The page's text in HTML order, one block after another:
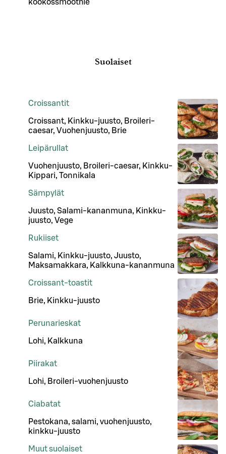
kookossmoothie
Suolaiset
Croissantit
Croissant, Kinkku-juusto, Broileri-
caesar, Vuohenjuusto, Brie
Leipärullat
Vuohenjuusto, Broileri-caesar, Kinkku-
Kippari, Tonnikala
Sämpylät
Juusto, Salami-kananmuna, Kinkku-
juusto, Vege
Rukiiset
Salami, Kinkku-juusto, Juusto,
Maksamakkara, Kalkkuna-kananmuna
Croissant-toastit
Brie, Kinkku-juusto
Perunarieskat
Lohi, Kalkkuna
Piirakat
Lohi, Broileri-vuohenjuusto
Ciabatat
Pestokana, salami, vuohenjuusto,
kinkku-juusto
Muut suolaiset